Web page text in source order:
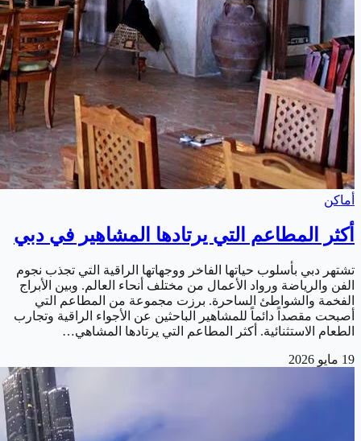
أماكن
أكثر المطاعم التي يرتادها المشاهير في دبي
تشتهر دبي بأسلوب حياتها الفاخر ووجهاتها الراقية التي تجذب نجوم
الفن والرياضة ورواد الأعمال من مختلف أنحاء العالم. وبين الأبراج
الفخمة والشواطئ الساحرة. برزت مجموعة من المطاعم التي
أصبحت مقصداً دائماً للمشاهير الباحثين عن الأجواء الراقية وتجارب
الطعام الاستثنائية. أكثر المطاعم التي يرتادها المشاهي…
19 مايو 2026